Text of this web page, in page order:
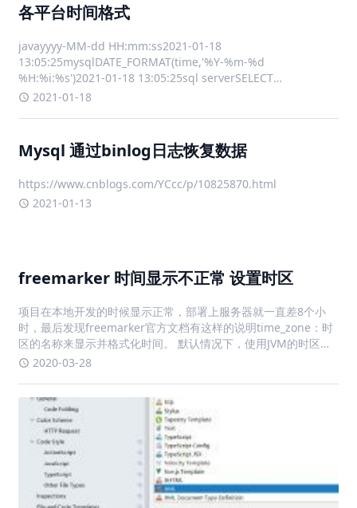
各平台时间格式
javayyyy-MM-dd HH:mm:ss2021-01-18
13:05:25mysqlDATE_FORMAT(time,'%Y-%m-%d
%H:%i:%s')2021-01-18 13:05:25sql serverSELECT
CONVERT(varchar(100), GETDATE(
2021-01-18
Mysql 通过binlog日志恢复数据
https://www.cnblogs.com/YCcc/p/10825870.html
2021-01-13
freemarker 时间显示不正常 设置时区
项目在本地开发的时候显示正常，部署上服务器就一直差8个小
时，最后发现freemarker官方文档有这样的说明time_zone：时
区的名称来显示并格式化时间。 默认情况下，使用JVM的时区。
也可以是 Java 时区 API 接受的值，或者 "JVM default" (从
2020-03-28